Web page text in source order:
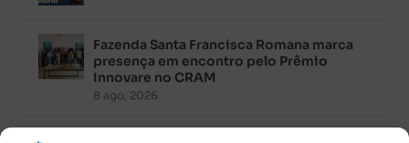
Fazenda Santa Francisca Romana marca
presença em encontro pelo Prêmio
Innovare no CRAM
8 ago, 2026